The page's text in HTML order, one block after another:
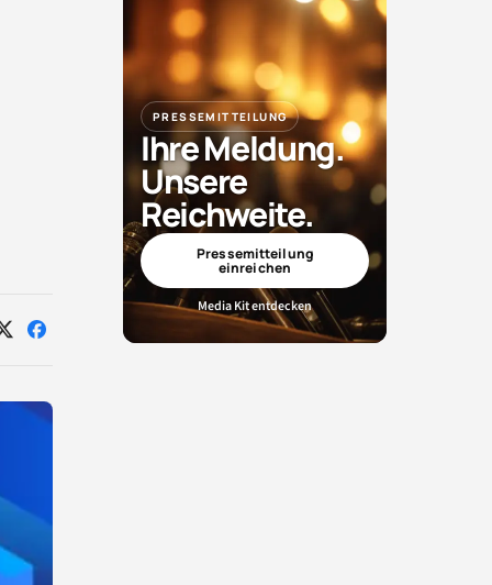
Auf Auf
PRESSEMITTEILUNG
Ihre Meldung.
Unsere
Reichweite.
Pressemitteilung
einreichen
Media Kit entdecken